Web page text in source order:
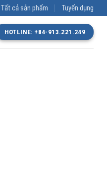
Tất cả sản phẩm Tuyển dụng
HOTLINE: +84-913.221.249